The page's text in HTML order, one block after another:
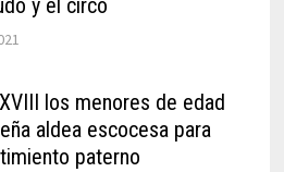
y el circo
los menores de edad
aldea escocesa para
paterno